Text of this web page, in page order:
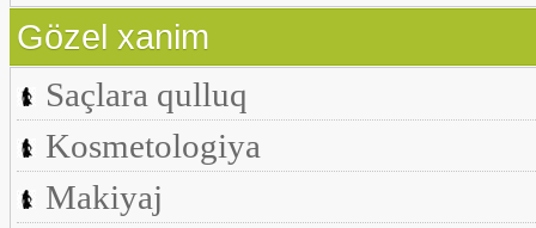
Gözel xanim
Saçlara qulluq
Kosmetologiya
Makiyaj